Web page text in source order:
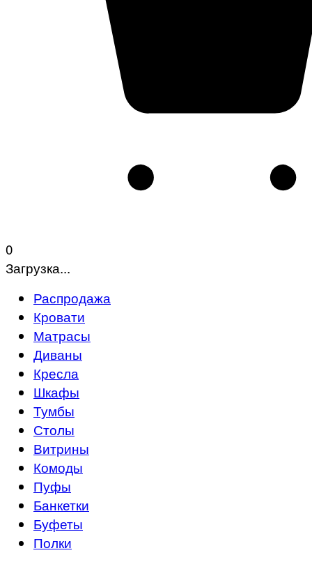
0
Загрузка...
Распродажа
Кровати
Матрасы
Диваны
Кресла
Шкафы
Тумбы
Столы
Витрины
Комоды
Пуфы
Банкетки
Буфеты
Полки